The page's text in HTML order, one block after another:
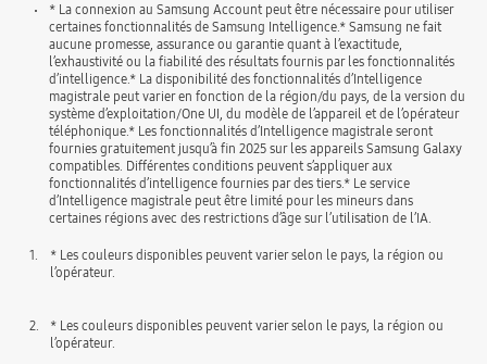
* La connexion au Samsung Account peut être nécessaire pour utiliser
certaines fonctionnalités de Samsung Intelligence.* Samsung ne fait
aucune promesse, assurance ou garantie quant à l’exactitude,
l’exhaustivité ou la fiabilité des résultats fournis par les fonctionnalités
d’intelligence.* La disponibilité des fonctionnalités d’Intelligence
magistrale peut varier en fonction de la région/du pays, de la version du
système d’exploitation/One UI, du modèle de l’appareil et de l’opérateur
téléphonique.* Les fonctionnalités d’Intelligence magistrale seront
fournies gratuitement jusqu’à fin 2025 sur les appareils Samsung Galaxy
compatibles. Différentes conditions peuvent s’appliquer aux
fonctionnalités d’intelligence fournies par des tiers.* Le service
d’Intelligence magistrale peut être limité pour les mineurs dans
certaines régions avec des restrictions d’âge sur l’utilisation de l’IA.
1.
* Les couleurs disponibles peuvent varier selon le pays, la région ou
l’opérateur.
2.
* Les couleurs disponibles peuvent varier selon le pays, la région ou
l’opérateur.